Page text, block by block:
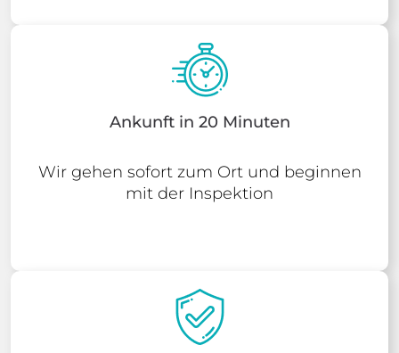
Ankunft in 20 Minuten
Wir gehen sofort zum Ort und beginnen
mit der Inspektion